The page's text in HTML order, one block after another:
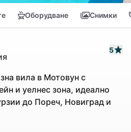
Оборудване Снимки
5
вила в Мотовун с
и уелнес зона, идеално
до Пореч, Новиград и